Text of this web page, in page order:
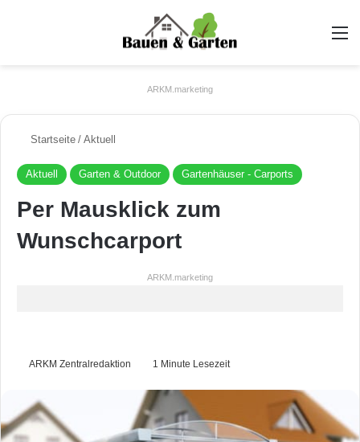
ARKM.marketing
Startseite / Aktuell
Aktuell Garten & Outdoor Gartenhäuser - Carports
Per Mausklick zum
Wunschcarport
ARKM.marketing
ARKM Zentralredaktion 1 Minute Lesezeit